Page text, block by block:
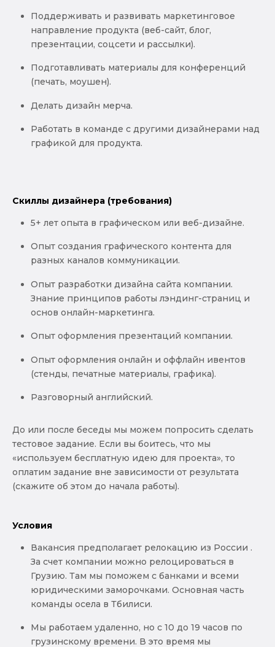
Поддерживать и развивать маркетинговое
направление продукта (веб-сайт, блог,
презентации, соцсети и рассылки).
Подготавливать материалы для конференций
(печать, моушен).
Делать дизайн мерча.
Работать в команде с другими дизайнерами над
графикой для продукта.
Скиллы дизайнера (требования)
5+ лет опыта в графическом или веб-дизайне.
Опыт создания графического контента для
разных каналов коммуникации.
Опыт разработки дизайна сайта компании.
Знание принципов работы лэндинг-страниц и
основ онлайн-маркетинга.
Опыт оформления презентаций компании.
Опыт оформления онлайн и оффлайн ивентов
(стенды, печатные материалы, графика).
Разговорный английский.
До или после беседы мы можем попросить сделать
тестовое задание. Если вы боитесь, что мы
«используем бесплатную идею для проекта», то
оплатим задание вне зависимости от результата
(скажите об этом до начала работы).
Условия
Вакансия предполагает релокацию из России .
За счет компании можно релоцироваться в
Грузию. Там мы поможем с банками и всеми
юридическими заморочками. Основная часть
команды осела в Тбилиси.
Мы работаем удаленно, но с 10 до 19 часов по
грузинскому времени. В это время мы